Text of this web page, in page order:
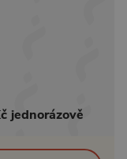
jednorázově